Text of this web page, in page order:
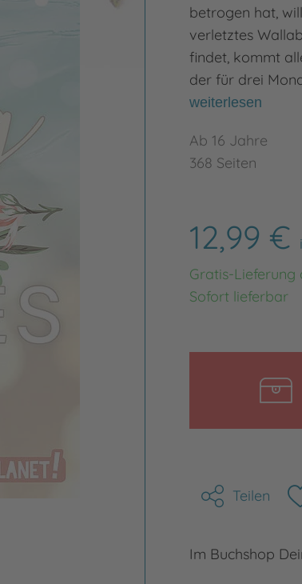
betrogen hat,
verletztes
findet, kommt
der für drei
weiterlesen
Ab 16 Jahre
368 Seiten
12,99 €
Gratis-Lieferung
Sofort lieferbar
Teilen
Im Buchshop